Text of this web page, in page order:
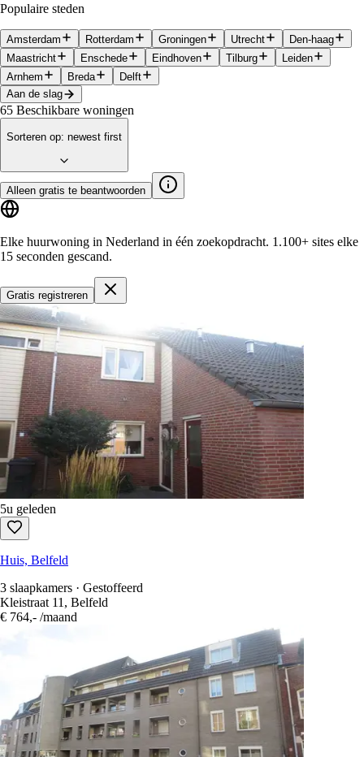
Populaire steden
Amsterdam Rotterdam Groningen Utrecht
Den-haag
Maastricht
Enschede Eindhoven Tilburg
Leiden
Arnhem
Breda
Delft
Aan de slag
65 Beschikbare woningen
Sorteren op: newest first
Alleen gratis te beantwoorden
Elke huurwoning in Nederland in één zoekopdracht. 1.100+ sites elke
15 seconden gescand.
Gratis registreren
5u geleden
Huis, Belfeld
3 slaapkamers · Gestoffeerd
Kleistraat 11, Belfeld
€ 764,- /maand